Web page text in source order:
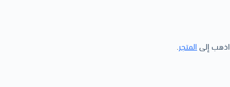
اذهب إلىالمتجر.